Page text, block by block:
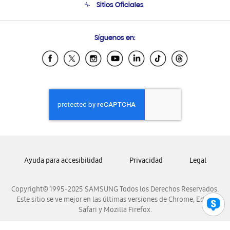
Soporte vía eMail
Sitios Oficiales
Samsung Ecuador
Samsung El Salvador
Samsung Honduras
Samsung Nicaragua
Samsung Panamá
Samsung Venezuela
Síguenos en:
Copyright© 1995-2025 SAMSUNG Todos los Derechos Reservados.
Este sitio se ve mejor en las últimas versiones de Chrome, Edge,
Safari y Mozilla Firefox.
Ayuda para accesibilidad Privacidad Legal